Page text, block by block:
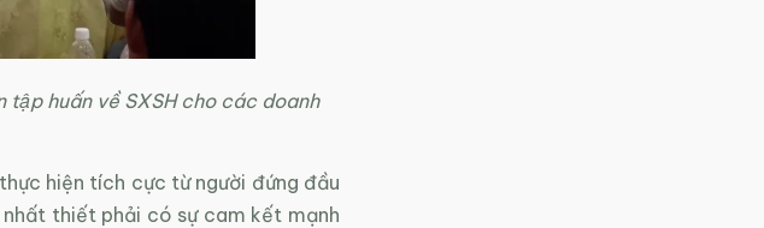
tập huấn về SXSH cho các doanh
hiện tích cực từ người đứng đầu
thiết phải có sự cam kết mạnh